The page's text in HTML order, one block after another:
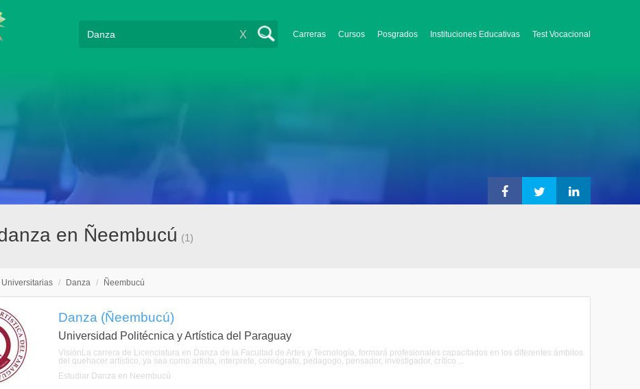
Carreras Cursos Posgrados Instituciones Educativas Test Vocacional
X
en Ñeembucú (1)
/ Danza / Ñeembucú
Danza (Ñeembucú)
Universidad Politécnica y Artística del Paraguay
VisiónLa carrera de Licenciatura en Danza de la Facultad de Artes y Tecnología, formará profesionales capacitados en los diferentes ámbitos
del quehacer artístico, ya sea como artista, interprete, coreógrafo, pedagogo, pensador, investigador, crítico ...
Estudiar Danza en Ñeembucú